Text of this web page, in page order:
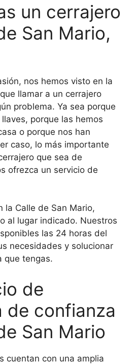
un cerrajero
San Mario,
nos hemos visto en la
llamar a un cerrajero
problema. Ya sea porque
porque las hemos
o porque nos han
caso, lo más importante
que sea de
ofrezca un servicio de
la Calle de San Mario,
al lugar indicado. Nuestros
las 24 horas del
necesidades y solucionar
que tengas.
de
de confianza
San Mario
cuentan con una amplia